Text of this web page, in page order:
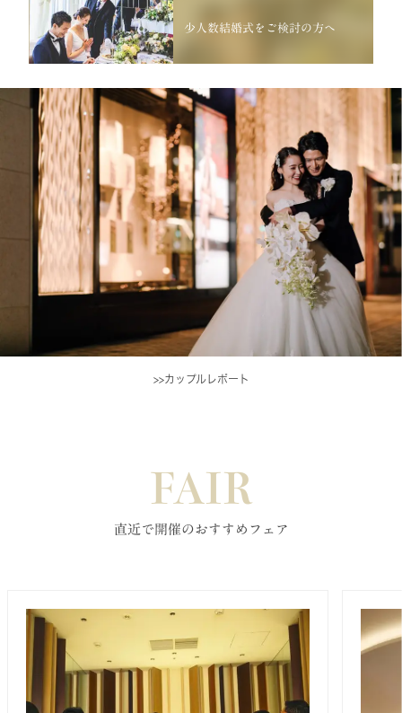
少人数結婚式をご検討の方へ
>>カップルレポート
FAIR
直近で開催のおすすめフェア